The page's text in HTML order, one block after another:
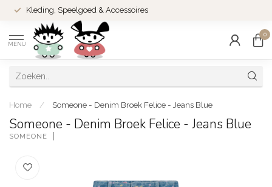
Kleding, Speelgoed & Accessoires
MENU
0
Home / Someone - Denim Broek Felice - Jeans Blue
Someone - Denim Broek Felice - Jeans Blue
SOMEONE